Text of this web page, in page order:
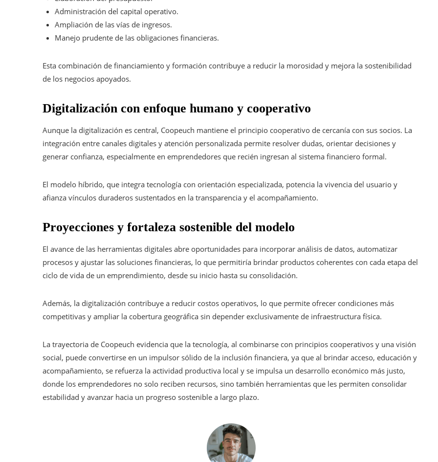
Administración del capital operativo.
Ampliación de las vías de ingresos.
Manejo prudente de las obligaciones financieras.
Esta combinación de financiamiento y formación contribuye a reducir la morosidad y mejora la sostenibilidad
de los negocios apoyados.
Digitalización con enfoque humano y cooperativo
Aunque la digitalización es central, Coopeuch mantiene el principio cooperativo de cercanía con sus socios. La
integración entre canales digitales y atención personalizada permite resolver dudas, orientar decisiones y
generar confianza, especialmente en emprendedores que recién ingresan al sistema financiero formal.
El modelo híbrido, que integra tecnología con orientación especializada, potencia la vivencia del usuario y
afianza vínculos duraderos sustentados en la transparencia y el acompañamiento.
Proyecciones y fortaleza sostenible del modelo
El avance de las herramientas digitales abre oportunidades para incorporar análisis de datos, automatizar
procesos y ajustar las soluciones financieras, lo que permitiría brindar productos coherentes con cada etapa del
ciclo de vida de un emprendimiento, desde su inicio hasta su consolidación.
Además, la digitalización contribuye a reducir costos operativos, lo que permite ofrecer condiciones más
competitivas y ampliar la cobertura geográfica sin depender exclusivamente de infraestructura física.
La trayectoria de Coopeuch evidencia que la tecnología, al combinarse con principios cooperativos y una visión
social, puede convertirse en un impulsor sólido de la inclusión financiera, ya que al brindar acceso, educación y
acompañamiento, se refuerza la actividad productiva local y se impulsa un desarrollo económico más justo,
donde los emprendedores no solo reciben recursos, sino también herramientas que les permiten consolidar
estabilidad y avanzar hacia un progreso sostenible a largo plazo.